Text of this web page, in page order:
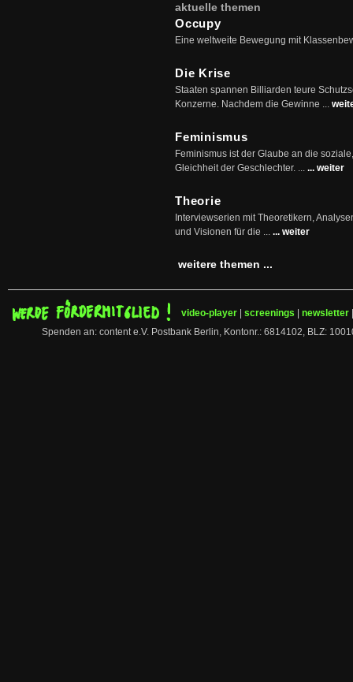
aktuelle themen
Occupy
Eine weltweite Bewegung mit
Die Krise
Staaten spannen Billiarden teure
Konzerne. Nachdem die Gewinne ...
Feminismus
Feminismus ist der Glaube an die
Gleichheit der Geschlechter. ... ... weiter
Theorie
Interviewserien mit Theoretikern,
und Visionen für die ... ... weiter
weitere themen ...
video-player screenings newsletter
Spenden an: content e.V. Postbank Berlin, Kontonr.: 6814102, BLZ: